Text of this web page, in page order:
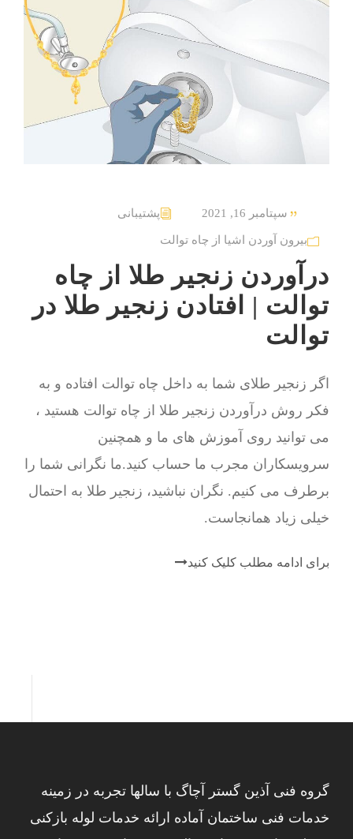
سپتامبر 16, 2021 پشتیبانی
بیرون آوردن اشیا از چاه توالت
درآوردن زنجیر طلا از چاه
توالت | افتادن زنجیر طلا در
توالت
اگر زنجیر طلای شما به داخل چاه توالت افتاده و به
فکر روش درآوردن زنجیر طلا از چاه توالت هستید ،
می توانید روی آموزش های ما و همچنین
سرویسکاران مجرب ما حساب کنید.ما نگرانی شما را
برطرف می کنیم. نگران نباشید، زنجیر طلا به احتمال
خیلی زیاد همانجاست.
برای ادامه مطلب کلیک کنید
گروه فنی آذین گستر آچاگ با سالها تجربه در زمینه
خدمات فنی ساختمان آماده ارائه خدمات لوله بازکنی